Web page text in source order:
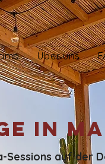
Über uns
in
auf der